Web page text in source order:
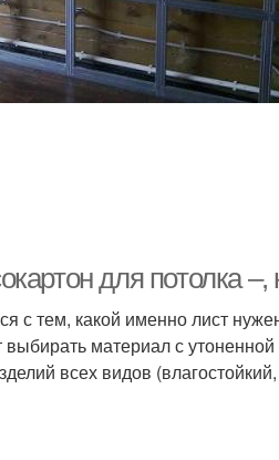
для потолка
с тем, какой именно лист
материал с утоненной
всех видов